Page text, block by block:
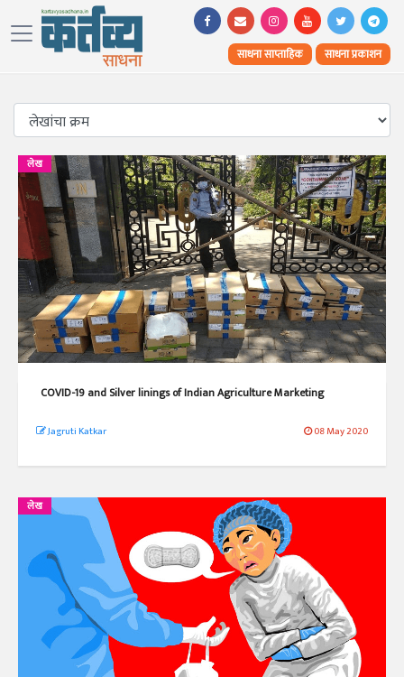
साधना साप्ताहिक साधना प्रकाशन
लेख
COVID-19 and Silver linings of Indian Agriculture Marketing
Jagruti Katkar 08 May 2020
लेख